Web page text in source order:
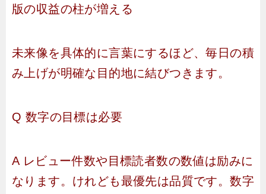
版の収益の柱が増える
未来像を具体的に言葉にするほど、毎日の積
み上げが明確な目的地に結びつきます。
Q 数字の目標は必要
A レビュー件数や目標読者数の数値は励みに
なります。けれども最優先は品質です。数字